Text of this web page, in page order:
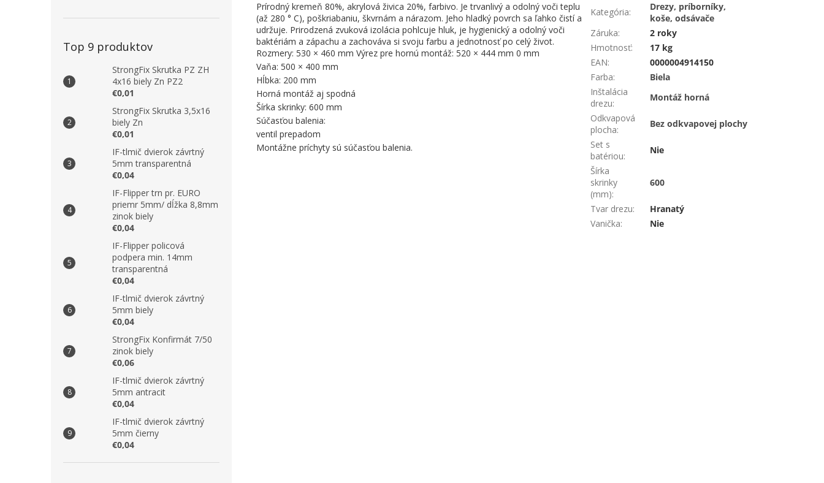
Top 9 produktov
StrongFix Skrutka PZ ZH
4x16 biely Zn PZ2
€0,01
StrongFix Skrutka 3,5x16
biely Zn
€0,01
IF-tlmič dvierok závrtný
5mm transparentná
€0,04
IF-Flipper trn pr. EURO
priemr 5mm/ dĺžka 8,8mm
zinok biely
€0,04
IF-Flipper policová
podpera min. 14mm
transparentná
€0,04
IF-tlmič dvierok závrtný
5mm biely
€0,04
StrongFix Konfirmát 7/50
zinok biely
€0,06
IF-tlmič dvierok závrtný
5mm antracit
€0,04
IF-tlmič dvierok závrtný
5mm čierny
€0,04
Prírodný kremeň 80%, akrylová živica 20%, farbivo. Je trvanlivý a odolný voči teplu
(až 280 ° C), poškriabaniu, škvrnám a nárazom. Jeho hladký povrch sa ľahko čistí a
udržuje. Prirodzená zvuková izolácia pohlcuje hluk, je hygienický a odolný voči
baktériám a zápachu a zachováva si svoju farbu a jednotnosť po celý život.
Rozmery: 530 × 460 mm Výrez pre hornú montáž: 520 × 444 mm 0 mm
Vaňa: 500 × 400 mm
Hĺbka: 200 mm
Horná montáž aj spodná
Šírka skrinky: 600 mm
Súčasťou balenia:
ventil prepadom
Montážne príchyty sú súčasťou balenia.
Kategória:
Drezy, príborníky,
koše, odsávače
Záruka:
2 roky
Hmotnosť:
17 kg
EAN:
0000004914150
Farba:
Biela
Inštalácia
drezu:
Montáž horná
Odkvapová
plocha:
Bez odkvapovej plochy
Set s
batériou:
Nie
Šírka
skrinky
(mm):
600
Tvar drezu:
Hranatý
Vanička: Nie